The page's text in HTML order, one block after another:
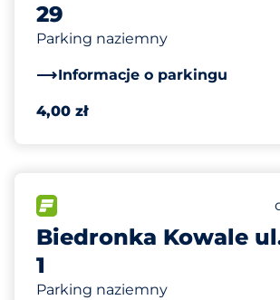
29
Parking naziemny
Informacje o parkingu
4,00 zł
Biedronka Kowale
1
Parking naziemny